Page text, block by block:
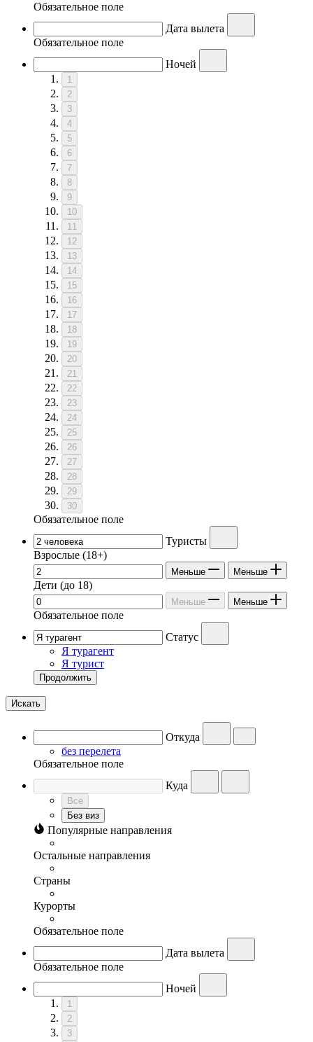
Обязательное поле
Дата вылета
Обязательное поле
Ночей
1
2
3
4
5
6
7
8
9
10
11
12
13
14
15
16
17
18
19
20
21
22
23
24
25
26
27
28
29
30
Обязательное поле
Туристы
Взрослые (18+)
Меньше Меньше
Дети (до 18)
Меньше Меньше
Обязательное поле
Статус
Я турагент
Я турист
Продолжить
Искать
Откуда
без перелета
Обязательное поле
Куда
Все
Без виз
Популярные направления
Остальные направления
Страны
Курорты
Обязательное поле
Дата вылета
Обязательное поле
Ночей
1
2
3